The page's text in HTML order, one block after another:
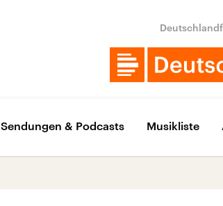
Sendungen & Podcasts Musikliste